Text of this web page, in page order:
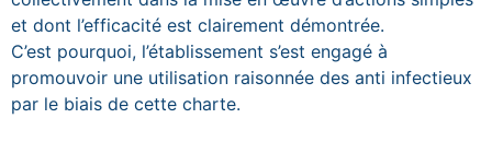
et dont l’efficacité est clairement démontrée.
C’est pourquoi, l’établissement s’est engagé à
promouvoir une utilisation raisonnée des anti infectieux
par le biais de cette charte.